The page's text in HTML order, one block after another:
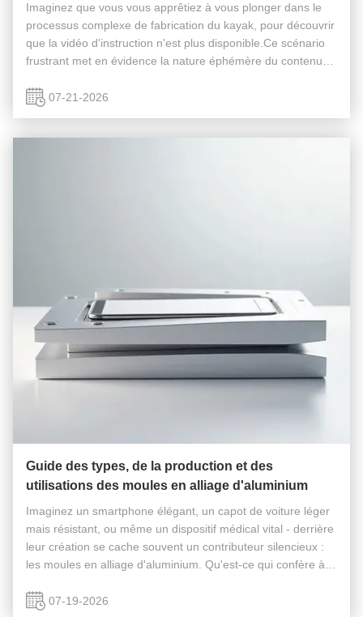
Imaginez que vous vous apprêtiez à vous plonger dans le
processus complexe de fabrication du kayak, pour découvrir
que la vidéo d'instruction n'est plus disponible.Ce scénario
frustrant met en évidence la nature éphémère du contenu
inaccessible,Cet ...
07-21-2026
Guide des types, de la production et des
utilisations des moules en alliage d'aluminium
Imaginez un smartphone élégant, un capot de voiture léger
mais résistant, ou même un dispositif médical vital - derrière
leur création se cache souvent un contributeur silencieux :
les moules en alliage d'aluminium. Qu'est-ce qui confère à
rôle ...07-19-2026